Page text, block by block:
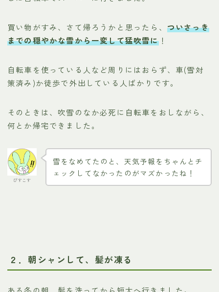
買い物がすみ、さて帰ろうかと思ったら、 ついさっき
までの穏やかな雪から一変して猛吹雪に！
自転車を使っている人など周りにはおらず、車(雪対
策済み)か徒歩で外出している人ばかりです。
そのときは、吹雪のなか必死に自転車をおしながら、
何とか帰宅できました。
びすこす
雪をなめてたのと、天気予報をちゃんとチ
ェックしてなかったのがマズかったね！
２．朝シャンして、髪が凍る